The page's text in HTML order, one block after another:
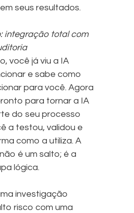
seus resultados.
integração total com
você já viu a IA
e sabe como
para você. Agora
para tornar a IA
do seu processo
a testou, validou e
como a utiliza. A
é um salto; é a
lógica.
investigação
risco com uma